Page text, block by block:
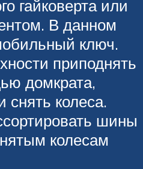
гайковерта или
В данном
ключ.
приподнять
домкрата,
снять колеса.
шины
колесам